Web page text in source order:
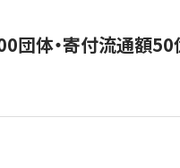
団体・寄付流通額50